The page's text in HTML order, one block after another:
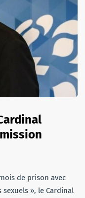
de prison avec
», le Cardinal